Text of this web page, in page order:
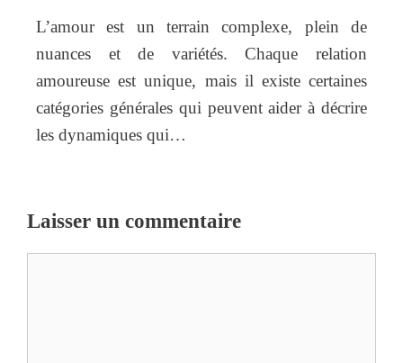
L’amour est un terrain complexe, plein de
nuances et de variétés. Chaque relation
amoureuse est unique, mais il existe certaines
catégories générales qui peuvent aider à décrire
les dynamiques qui…
Laisser un commentaire